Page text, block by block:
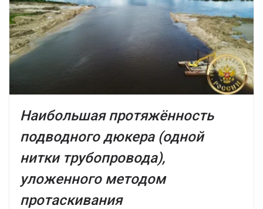
Наибольшая протяжённость
подводного дюкера (одной
нитки трубопровода),
уложенного методом
протаскивания